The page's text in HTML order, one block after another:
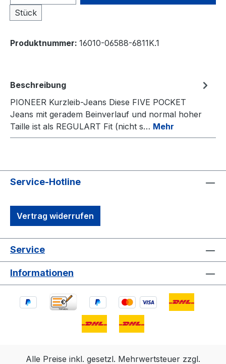
Stück
Produktnummer: 16010-06588-6811K.1
Beschreibung
PIONEER Kurzleib-Jeans Diese FIVE POCKET
Jeans mit geradem Beinverlauf und normal hoher
Taille ist als REGULART Fit (nicht s… Mehr
Service-Hotline
Vertrag widerrufen
Service
Informationen
Alle Preise inkl. gesetzl. Mehrwertsteuer zzgl.